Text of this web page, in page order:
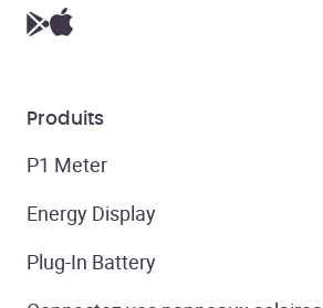
Produits
P1 Meter
Energy Display
Plug-In Battery